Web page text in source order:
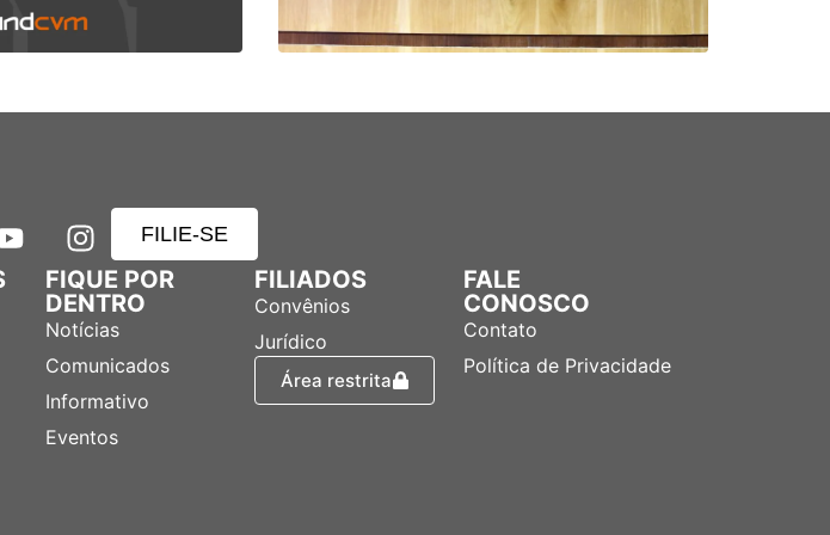
FILIE-SE
FIQUE POR
DENTRO
Notícias
Comunicados
Informativo
Eventos
FILIADOS
Convênios
Jurídico
Área restrita
FALE
CONOSCO
Contato
Política de Privacidade